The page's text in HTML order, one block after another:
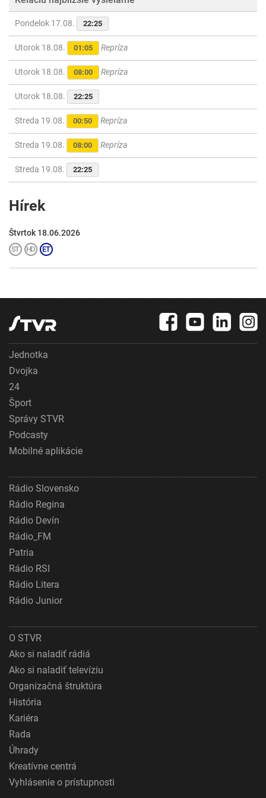
Pondelok 17.08. 22:25
Utorok 18.08. 01:05 Repríza
Utorok 18.08. 08:00 Repríza
Utorok 18.08. 22:25
Streda 19.08. 00:50 Repríza
Streda 19.08. 08:00 Repríza
Streda 19.08. 22:25
Hírek
Štvrtok 18.06.2026
Jednotka
Dvojka
24
Šport
Správy STVR
Podcasty
Mobilné aplikácie
Rádio Slovensko
Rádio Regina
Rádio Devín
Rádio_FM
Patria
Rádio RSI
Rádio Litera
Rádio Junior
O STVR
Ako si naladiť rádiá
Ako si naladiť televíziu
Organizačná štruktúra
História
Kariéra
Rada
Úhrady
Kreatívne centrá
Vyhlásenie o prístupnosti